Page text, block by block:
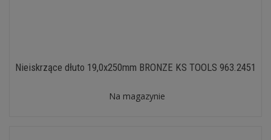
Nieiskrzące dłuto 19,0x250mm BRONZE KS TOOLS 963.2451
Na magazynie